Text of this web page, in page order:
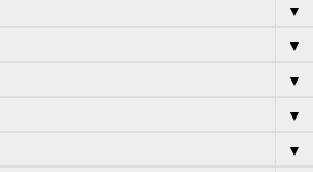
▼
▼
▼
▼
▼